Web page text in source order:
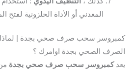
المعدني أو الأداة الحلزونية لفتح
سحب صرف صحي بجدة | لماذا
الصحي بجدة اوامرك ؟
كمبروسر سحب صرف صحي بجدةمن أهم